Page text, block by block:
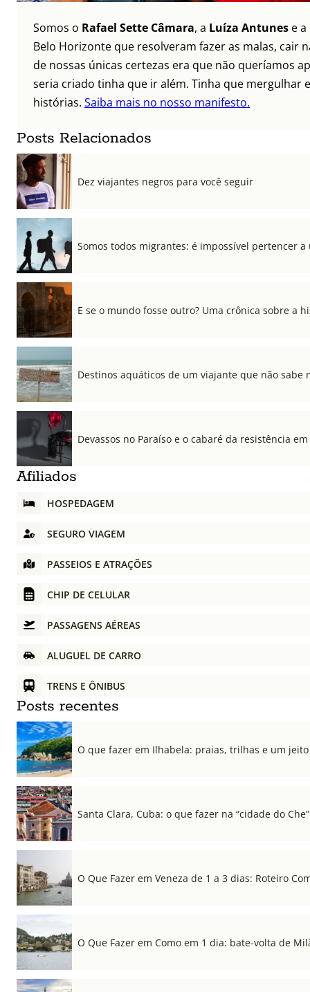
Somos o Rafael Sette Câmara, a Luíza Antunes e a
Belo Horizonte que resolveram fazer as malas, cair
de nossas únicas certezas era que não queríamos
seria criado tinha que ir além. Tinha que mergulhar
histórias. Saiba mais no nosso manifesto.
Posts Relacionados
Dez viajantes negros para você seguir
Somos todos migrantes: é impossível pertencer a
E se o mundo fosse outro? Uma crônica sobre a
Destinos aquáticos de um viajante que não sabe
Devassos no Paraíso e o cabaré da resistência em
Afiliados
HOSPEDAGEM
SEGURO VIAGEM
PASSEIOS E ATRAÇÕES
CHIP DE CELULAR
PASSAGENS AÉREAS
ALUGUEL DE CARRO
TRENS E ÔNIBUS
Posts recentes
O que fazer em Ilhabela: praias, trilhas e um
Santa Clara, Cuba: o que fazer na “cidade do Che”
O Que Fazer em Veneza de 1 a 3 dias: Roteiro
O Que Fazer em Como em 1 dia: bate-volta de